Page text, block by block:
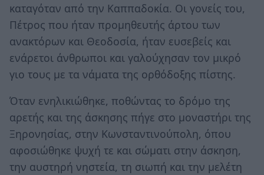
καταγόταν από την Καππαδοκία. Οι γονείς του,
Πέτρος που ήταν προμηθευτής άρτου των
ανακτόρων και Θεοδοσία, ήταν ευσεβείς και
ενάρετοι άνθρωποι και γαλούχησαν τον μικρό
γιο τους με τα νάματα της ορθόδοξης πίστης.
Όταν ενηλικιώθηκε, ποθώντας το δρόμο της
αρετής και της άσκησης πήγε στο μοναστήρι της
Ξηρονησίας, στην Κωνσταντινούπολη, όπου
αφοσιώθηκε ψυχή τε και σώματι στην άσκηση,
την αυστηρή νηστεία, τη σιωπή και την μελέτη